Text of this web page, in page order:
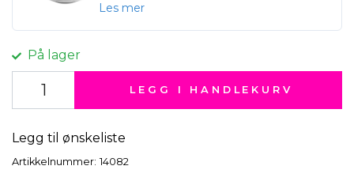
Les mer
På lager
LEGG I HANDLEKURV
Legg til ønskeliste
Artikkelnummer: 14082